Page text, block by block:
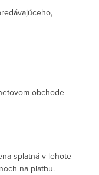
obchode
splatná v lehote
na platbu.